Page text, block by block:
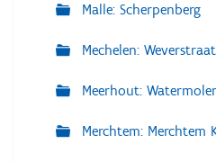
Malle: Scherpenberg
Mechelen:
Meerhout:
Merchtem: Merchtem